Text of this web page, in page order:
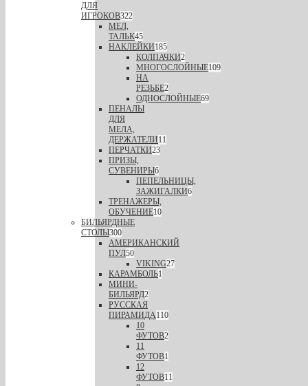
ДЛЯ
ИГРОКОВ322
МЕЛ,
ТАЛЬК45
НАКЛЕЙКИ185
КОЛПАЧКИ2
МНОГОСЛОЙНЫЕ109
НА
РЕЗЬБЕ2
ОДНОСЛОЙНЫЕ69
ПЕНАЛЫ
ДЛЯ
МЕЛА,
ДЕРЖАТЕЛИ11
ПЕРЧАТКИ23
ПРИЗЫ,
СУВЕНИРЫ6
ПЕПЕЛЬНИЦЫ,
ЗАЖИГАЛКИ6
ТРЕНАЖЕРЫ,
ОБУЧЕНИЕ10
БИЛЬЯРДНЫЕ
СТОЛЫ300
АМЕРИКАНСКИЙ
ПУЛ50
VIKING27
КАРАМБОЛЬ1
МИНИ-
БИЛЬЯРД2
РУССКАЯ
ПИРАМИДА110
10
ФУТОВ2
11
ФУТОВ1
12
ФУТОВ11